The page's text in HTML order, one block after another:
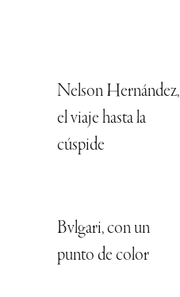
Nelson Hernández,
el viaje hasta la
cúspide
Bvlgari, con un
punto de color